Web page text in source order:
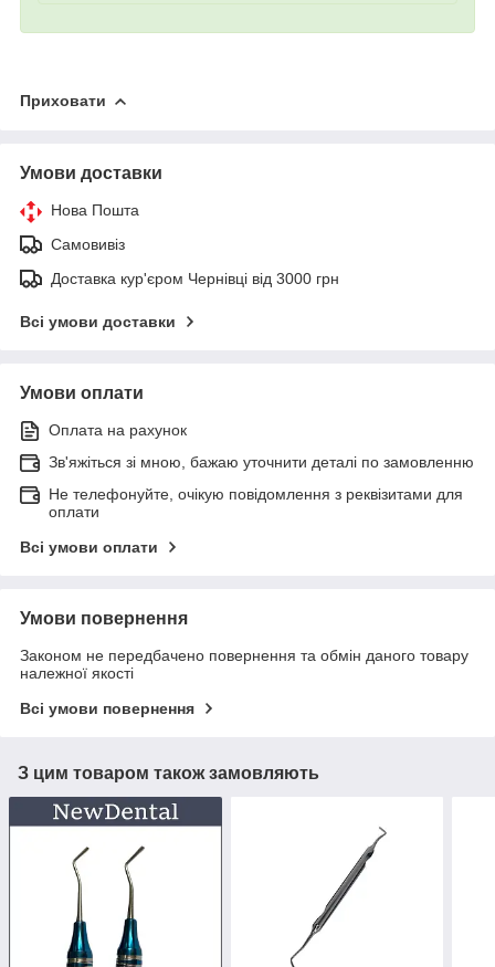
Приховати
Умови доставки
Нова Пошта
Самовивіз
Доставка кур'єром Чернівці від 3000 грн
Всі умови доставки
Умови оплати
Оплата на рахунок
Зв'яжіться зі мною, бажаю уточнити деталі по замовленню
Не телефонуйте, очікую повідомлення з реквізитами для
оплати
Всі умови оплати
Умови повернення
Законом не передбачено повернення та обмін даного товару
належної якості
Всі умови повернення
З цим товаром також замовляють